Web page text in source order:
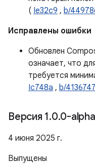
( Ie32c9 , b/
Исправлены ошибки
Обновлен
означает, что
требуется
Ic748a , b/
Версия 1.0.0-
4 июня 2025 г.
Выпущены